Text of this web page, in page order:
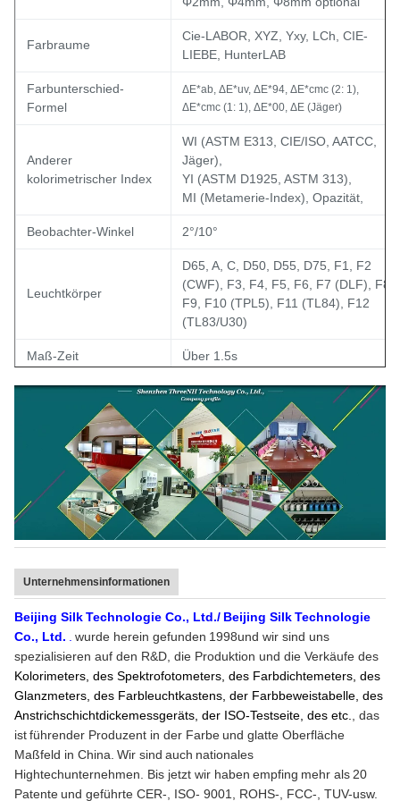
Farbraume
Cie-LABOR, XYZ, Yxy, LCh, CIE-
LIEBE, HunterLAB
Farbunterschied-
Formel
ΔE*ab, ΔE*uv, ΔE*94, ΔE*cmc (2: 1),
ΔE*cmc (1: 1), ΔE*00, ΔE (Jäger)
Anderer
kolorimetrischer Index
WI (ASTM E313, CIE/ISO, AATCC,
Jäger),
YI (ASTM D1925, ASTM 313),
MI (Metamerie-Index), Opazität,
Beobachter-Winkel 2°/10°
Leuchtkörper
D65, A, C, D50, D55, D75, F1, F2
(CWF), F3, F4, F5, F6, F7 (DLF), F8,
F9, F10 (TPL5), F11 (TL84), F12
(TL83/U30)
Maß-Zeit Über 1.5s
Wiederholbarkeit
Dichte: Innerhalb 0,01 D
Farbartwert: innerhalb ΔE*ab 0,04
(wenn eine weiße Kalibrierungsplatte
30mal in 5 zweiten Abständen nach
weißer Kalibrierung gemessen wird)
Inter-Instrument Fehler
Innerhalb ΔE*ab 0,18 (Durchschnitt
für 12 Fliesen BCRA-Reihe II Farb)
Maßmodus
Größe (L*W*H) 184*77*105mm
Gewicht über 600g
Energiequelle
Li-Ionenbatterie. 5000 Maße
innerhalb 8 Stunden
5 Jahre, mehr als 3 Million Zeitmaße
Unternehmensinformationen
Beijing SilkTechnologie Co., Ltd./ Beijing SilkTechnologie
Co., Ltd.
wurde herein gefunden 1998und wir sind uns
spezialisieren auf den R&D, die Produktion und die Verkäufe des
Kolorimeters, des Spektrofotometers, des Farbdichtemeters, des
Glanzmeters, des Farbleuchtkastens, der Farbbeweistabelle, des
Anstrichschichtdickemessgeräts, der ISO-Testseite, des etc.
, das
istführender Produzent in der Farbe und glatte Oberfläche
Maßfeld in China. Wir sind auch nationales
Hightechunternehmen. Bis jetzt wir haben empfing mehr als 20
Patente und geführte CER-, ISO- 9001, ROHS-, FCC-, TUV-usw.